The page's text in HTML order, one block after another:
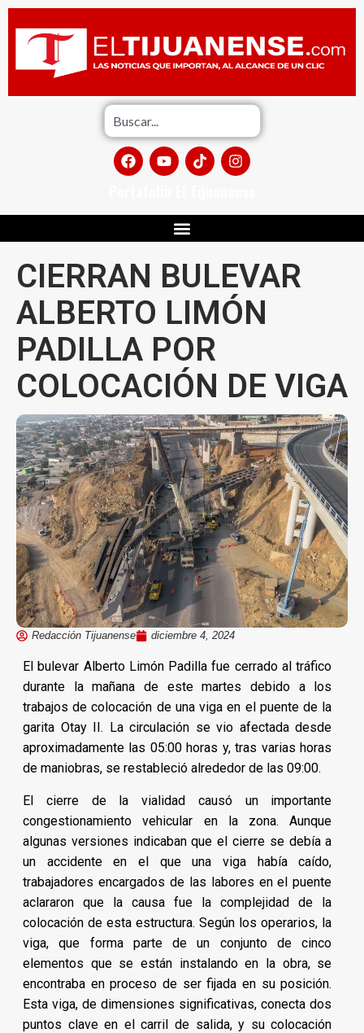
CIERRAN BULEVAR
ALBERTO LIMÓN
PADILLA POR
COLOCACIÓN DE VIGA
Redacción Tijuanense diciembre 4, 2024
El bulevar Alberto Limón Padilla fue cerrado al tráfico
durante la mañana de este martes debido a los
trabajos de colocación de una viga en el puente de la
garita Otay II. La circulación se vio afectada desde
aproximadamente las 05:00 horas y, tras varias horas
de maniobras, se restableció alrededor de las 09:00.
El cierre de la vialidad causó un importante
congestionamiento vehicular en la zona. Aunque
algunas versiones indicaban que el cierre se debía a
un accidente en el que una viga había caído,
trabajadores encargados de las labores en el puente
aclararon que la causa fue la complejidad de la
colocación de esta estructura. Según los operarios, la
viga, que forma parte de un conjunto de cinco
elementos que se están instalando en la obra, se
encontraba en proceso de ser fijada en su posición.
Esta viga, de dimensiones significativas, conecta dos
puntos clave en el carril de salida, y su colocación